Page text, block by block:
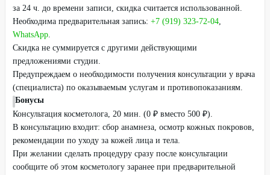
за 24 ч. до времени записи, скидка считается использованной.
Необходима предварительная запись: +7 (919) 323-72-04,
WhatsApp.
Скидка не суммируется с другими действующими
предложениями студии.
Предупреждаем о необходимости получения консультации у врача
(специалиста) по оказываемым услугам и противопоказаниям.
Бонусы
Консультация косметолога, 20 мин. (0 ₽ вместо 500 ₽).
В консультацию входит: сбор анамнеза, осмотр кожных покровов,
рекомендации по уходу за кожей лица и тела.
При желании сделать процедуру сразу после консультации
сообщите об этом косметологу заранее при предварительной